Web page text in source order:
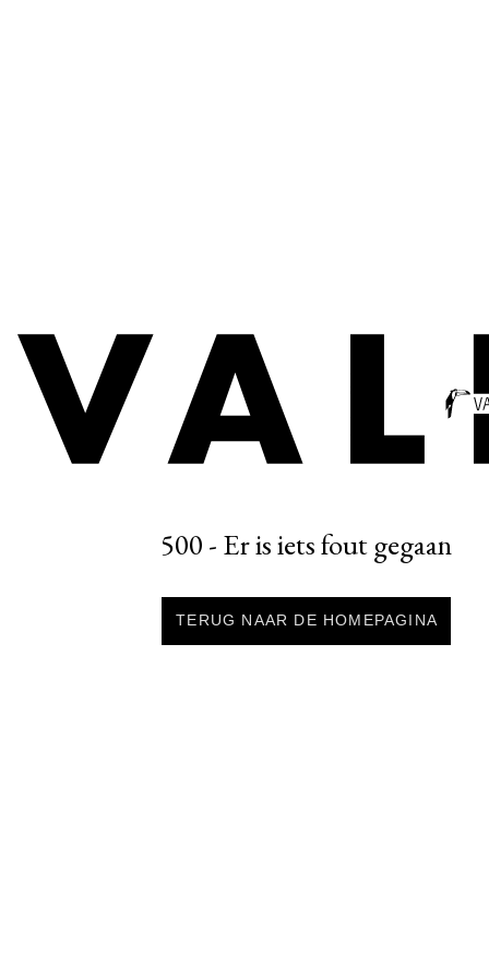
500 - Er is iets fout gegaan
TERUG NAAR DE HOMEPAGINA